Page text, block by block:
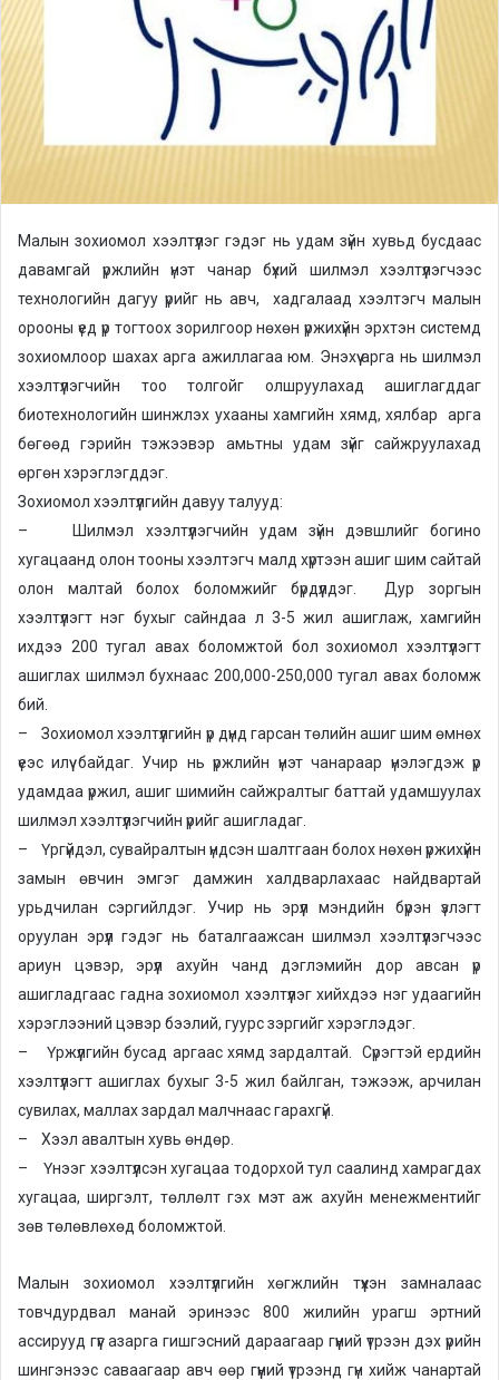
Малын зохиомол хээлтүүлэг гэдэг нь удам зүйн хувьд бусдаас
давамгай үржлийн үнэт чанар бүхий шилмэл хээлтүүлэгчээс
технологийн дагуу үрийг нь авч, хадгалаад хээлтэгч малын
орооны үед үр тогтоох зорилгоор нөхөн үржихүйн эрхтэн системд
зохиомлоор шахах арга ажиллагаа юм. Энэхүү арга нь шилмэл
хээлтүүлэгчийн тоо толгойг олшруулахад ашиглагддаг
биотехнологийн шинжлэх ухааны хамгийн хямд, хялбар арга
бөгөөд гэрийн тэжээвэр амьтны удам зүйг сайжруулахад
өргөн хэрэглэгддэг.
Зохиомол хээлтүүлгийн давуу талууд:
– Шилмэл хээлтүүлэгчийн удам зүйн дэвшлийг богино
хугацаанд олон тооны хээлтэгч малд хүртээн ашиг шим сайтай
олон малтай болох боломжийг бүрдүүлдэг. Дур зоргын
хээлтүүлэгт нэг бухыг сайндаа л 3-5 жил ашиглаж, хамгийн
ихдээ 200 тугал авах боломжтой бол зохиомол хээлтүүлэгт
ашиглах шилмэл бухнаас 200,000-250,000 тугал авах боломж
бий.
– Зохиомол хээлтүүлгийн үр дүнд гарсан төлийн ашиг шим өмнөх
үеэс илүү байдаг. Учир нь үржлийн үнэт чанараар үнэлэгдэж үр
удамдаа үржил, ашиг шимийн сайжралтыг баттай удамшуулах
шилмэл хээлтүүлэгчийн үрийг ашигладаг.
– Үргүйдэл, сувайралтын үндсэн шалтгаан болох нөхөн үржихүйн
замын өвчин эмгэг дамжин халдварлахаас найдвартай
урьдчилан сэргийлдэг. Учир нь эрүүл мэндийн бүрэн үзлэгт
оруулан эрүүл гэдэг нь баталгаажсан шилмэл хээлтүүлэгчээс
ариун цэвэр, эрүүл ахуйн чанд дэглэмийн дор авсан үр
ашигладгаас гадна зохиомол хээлтүүлэг хийхдээ нэг удаагийн
хэрэглээний цэвэр бээлий, гуурс зэргийг хэрэглэдэг.
– Үржүүлгийн бусад аргаас хямд зардалтай. Сүрэгтэй ердийн
хээлтүүлэгт ашиглах бухыг 3-5 жил байлган, тэжээж, арчилан
сувилах, маллах зардал малчнаас гарахгүй.
– Хээл авалтын хувь өндөр.
– Үнээг хээлтүүлсэн хугацаа тодорхой тул саалинд хамрагдах
хугацаа, ширгэлт, төллөлт гэх мэт аж ахуйн менежментийг
зөв төлөвлөхөд боломжтой.
Малын зохиомол хээлтүүлгийн хөгжлийн түүхэн замналаас
товчдурдвал манай эринээс 800 жилийн урагш эртний
ассирууд гүүг азарга гишгэсний дараагаар гүүний үтрээн дэх үрийн
шингэнээс саваагаар авч өөр гүүний үтрээнд гүн хийж чанартай